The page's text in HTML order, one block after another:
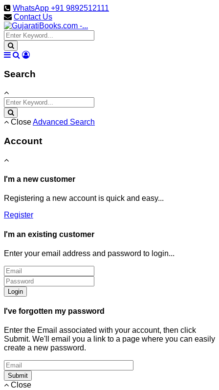
WhatsApp +91 9892512111
Contact Us
Search
CloseAdvanced Search
Account
I'm a new customer
Registering a new account is quick and easy...
Register
I'm an existing customer
Enter your email address and password to login...
Login
I've forgotten my password
Enter the Email associated with your account, then click
Submit. We'll email you a link to a page where you can easily
create a new password.
Submit
Close